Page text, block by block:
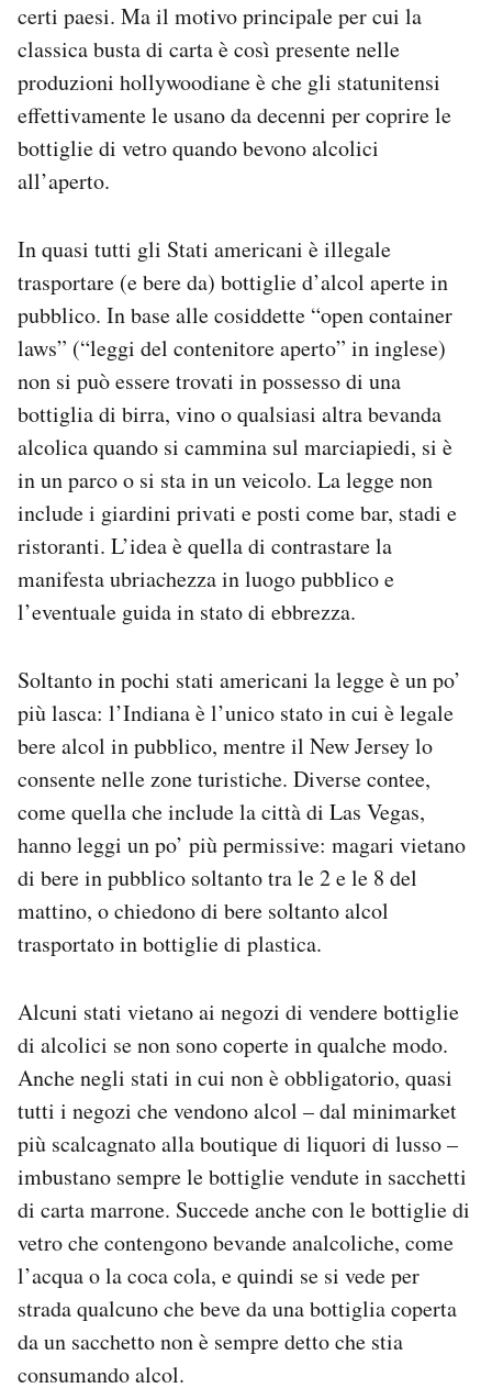
certi paesi. Ma il motivo principale per cui la
classica busta di carta è così presente nelle
produzioni hollywoodiane è che gli statunitensi
effettivamente le usano da decenni per coprire le
bottiglie di vetro quando bevono alcolici
all’aperto.
In quasi tutti gli Stati americani è illegale
trasportare (e bere da) bottiglie d’alcol aperte in
pubblico. In base alle cosiddette “open container
laws” (“leggi del contenitore aperto” in inglese)
non si può essere trovati in possesso di una
bottiglia di birra, vino o qualsiasi altra bevanda
alcolica quando si cammina sul marciapiedi, si è
in un parco o si sta in un veicolo. La legge non
include i giardini privati e posti come bar, stadi e
ristoranti. L’idea è quella di contrastare la
manifesta ubriachezza inluogo pubblico e
l’eventuale guida in stato di ebbrezza.
Soltanto in pochi stati americani la legge è un po’
più lasca: l’Indiana è l’unico stato in cui è legale
bere alcol in pubblico, mentre il New Jersey lo
consente nelle zone turistiche. Diverse contee,
come quella che include la città di Las Vegas,
hanno leggi un po’ più permissive: magari vietano
di bere in pubblico soltanto tra le 2 e le 8 del
mattino, o chiedono di bere soltanto alcol
trasportato in bottiglie di plastica.
Alcuni stati vietano ai negozi di vendere bottiglie
di alcolici se non sono coperte in qualche modo.
Anche negli stati in cui non è obbligatorio, quasi
tutti i negozi che vendono alcol – dal minimarket
più scalcagnato alla boutique di liquori di lusso –
imbustano sempre le bottiglie vendute in sacchetti
di carta marrone. Succede anche con le bottiglie di
vetro che contengono bevande analcoliche, come
l’acqua o la coca cola, e quindi se si vede per
strada qualcuno che beve da una bottiglia coperta
da un sacchetto non è sempre detto che stia
consumando alcol.